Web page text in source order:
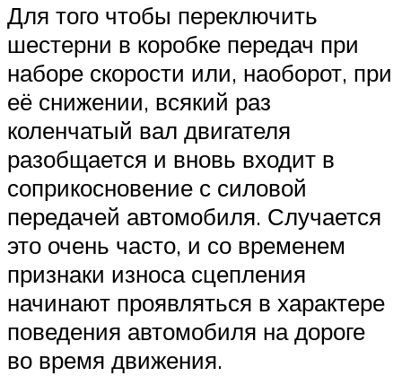
Для того чтобы переключить
шестерни в коробке передач при
наборе скорости или, наоборот, при
её снижении, всякий раз
коленчатый вал двигателя
разобщается и вновь входит в
соприкосновение с силовой
передачей автомобиля. Случается
это очень часто, и со временем
признаки износа сцепления
начинают проявляться в характере
поведения автомобиля на дороге
во время движения.